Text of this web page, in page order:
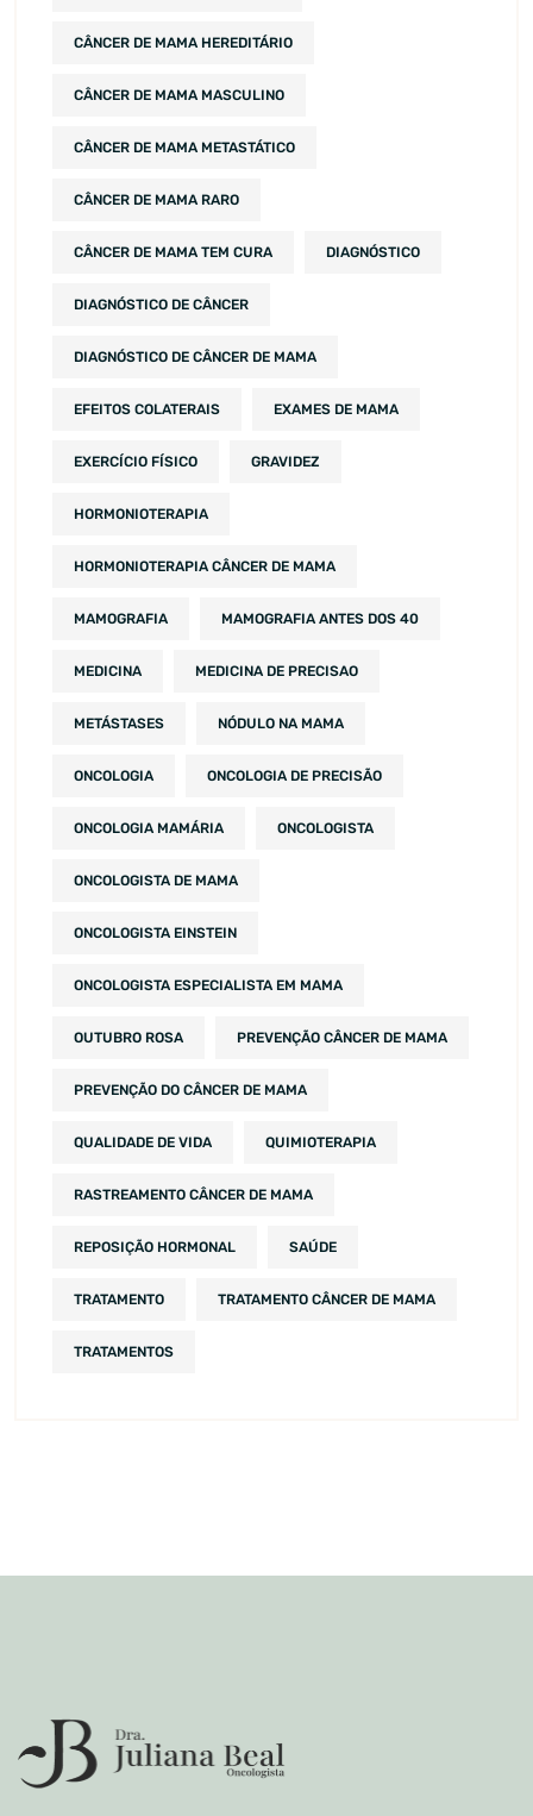
CÂNCER DE MAMA HEREDITÁRIO
CÂNCER DE MAMA MASCULINO
CÂNCER DE MAMA METASTÁTICO
CÂNCER DE MAMA RARO
CÂNCER DE MAMA TEM CURA DIAGNÓSTICO
DIAGNÓSTICO DE CÂNCER
DIAGNÓSTICO DE CÂNCER DE MAMA
EFEITOS COLATERAIS EXAMES DE MAMA
EXERCÍCIO FÍSICO GRAVIDEZ
HORMONIOTERAPIA
HORMONIOTERAPIA CÂNCER DE MAMA
MAMOGRAFIA MAMOGRAFIA ANTES DOS 40
MEDICINA MEDICINA DE PRECISAO
METÁSTASES NÓDULO NA MAMA
ONCOLOGIA ONCOLOGIA DE PRECISÃO
ONCOLOGIA MAMÁRIA ONCOLOGISTA
ONCOLOGISTA DE MAMA
ONCOLOGISTA EINSTEIN
ONCOLOGISTA ESPECIALISTA EM MAMA
OUTUBRO ROSA PREVENÇÃO CÂNCER DE MAMA
PREVENÇÃO DO CÂNCER DE MAMA
QUALIDADE DE VIDA QUIMIOTERAPIA
RASTREAMENTO CÂNCER DE MAMA
REPOSIÇÃO HORMONAL SAÚDE
TRATAMENTO TRATAMENTO CÂNCER DE MAMA
TRATAMENTOS